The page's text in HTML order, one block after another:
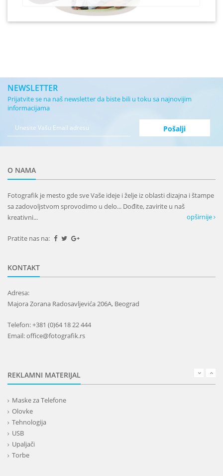
NEWSLETTER
Prijatvite se na naš newsletter da biste bili u toku sa najnovijim
informacijama
O NAMA
Fotografik je mesto gde sve Vaše ideje i želje iz oblasti dizajna i štampe
sa zadovoljstvom sprovodimo u delo... Dođite, zavirite u naš
kreativni...
opširnije
Pratite nas na:
KONTAKT
Adresa:
Majora Zorana Radosavljevića 206A, Beograd
Telefon: +381 (0)64 18 22 444
Email: office@fotografik.rs
REKLAMNI MATERIJAL
Maske za Telefone
Olovke
Tehnologija
USB
Upaljači
Torbe